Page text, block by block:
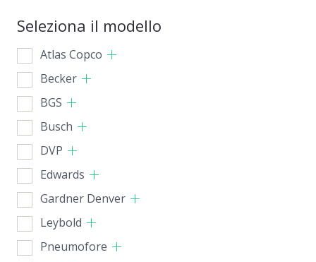
Seleziona il modello
Atlas Copco
Becker
BGS
Busch
DVP
Edwards
Gardner Denver
Leybold
Pneumofore